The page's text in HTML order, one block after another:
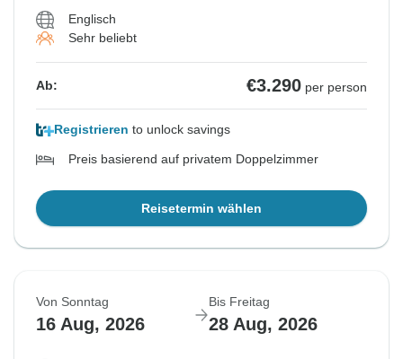
Englisch
Sehr beliebt
Ab: €3.290 per person
Registrieren to unlock savings
Preis basierend auf privatem Doppelzimmer
Reisetermin wählen
Von Sonntag
16 Aug, 2026
Bis Freitag
28 Aug, 2026